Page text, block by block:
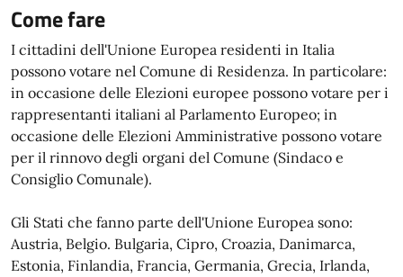
Come fare
I cittadini dell'Unione Europea residenti in Italia
possono votare nel Comune di Residenza. In particolare:
in occasione delle Elezioni europee possono votare per i
rappresentanti italiani al Parlamento Europeo; in
occasione delle Elezioni Amministrative possono votare
per il rinnovo degli organi del Comune (Sindaco e
Consiglio Comunale).
Gli Stati che fanno parte dell'Unione Europea sono:
Austria, Belgio. Bulgaria, Cipro, Croazia, Danimarca,
Estonia, Finlandia, Francia, Germania, Grecia, Irlanda,